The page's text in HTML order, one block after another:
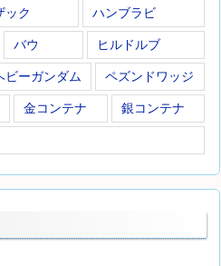
ック ハンブラビ
バウ ヒルドルブ
ビーガンダム ペズンドワッジ
金コンテナ 銀コンテナ